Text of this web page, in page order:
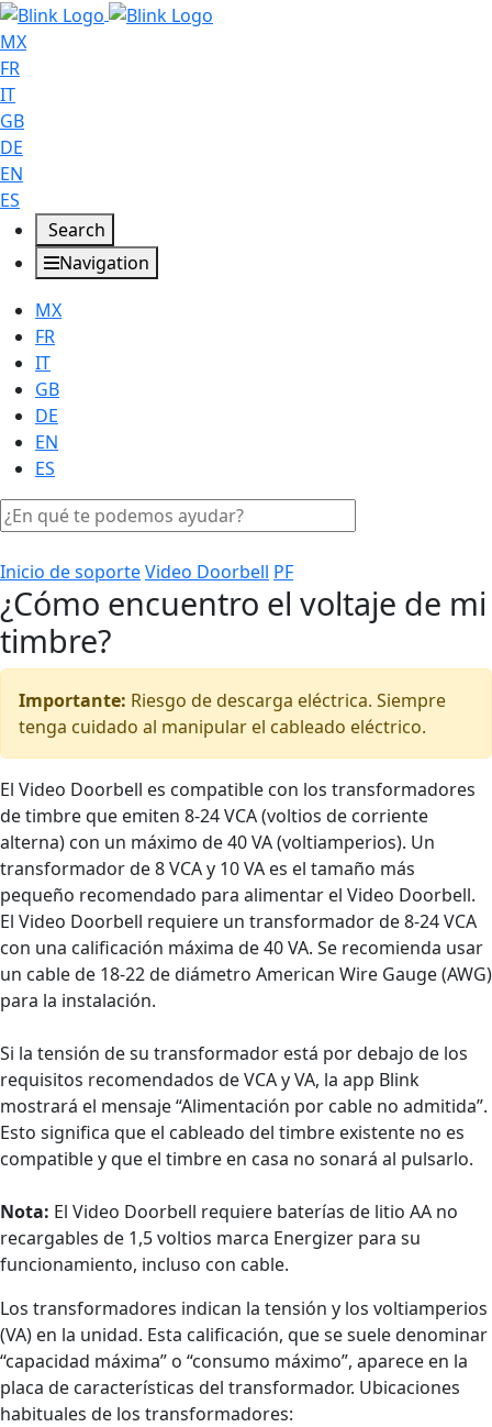
MX
FR
IT
GB
DE
EN
ES
Search
Navigation
MX
FR
IT
GB
DE
EN
ES
Inicio de soporteVideo Doorbell PF
¿Cómo encuentro el voltaje de mi
timbre?
Importante: Riesgo de descarga eléctrica. Siempre
tenga cuidado al manipular el cableado eléctrico.
El Video Doorbell es compatible con los transformadores
de timbre que emiten 8-24 VCA (voltios de corriente
alterna) con un máximo de 40 VA (voltiamperios). Un
transformador de 8 VCA y 10 VA es el tamaño más
pequeño recomendado para alimentar el Video Doorbell.
El Video Doorbell requiere un transformador de 8-24 VCA
con una calificación máxima de 40 VA. Se recomienda usar
un cable de 18-22 de diámetro American Wire Gauge (AWG)
para la instalación.
Si la tensión de su transformador está por debajo de los
requisitos recomendados de VCA y VA, la app Blink
mostrará el mensaje “Alimentación por cable no admitida”.
Esto significa que el cableado del timbre existente no es
compatible y que el timbre en casa no sonará al pulsarlo.
Nota: El Video Doorbell requiere baterías de litio AA no
recargables de 1,5 voltios marca Energizer para su
funcionamiento, incluso con cable.
Los transformadores indican la tensión y los voltiamperios
(VA) en la unidad. Esta calificación, que se suele denominar
“capacidad máxima” o “consumo máximo”, aparece en la
placa de características del transformador. Ubicaciones
habituales de los transformadores: